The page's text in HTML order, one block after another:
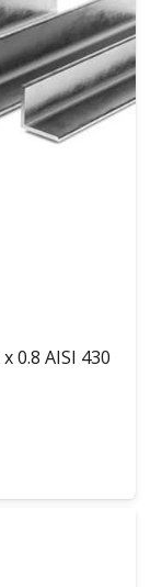
0.8 AISI 430